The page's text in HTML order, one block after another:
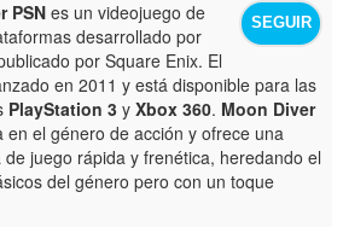
SEGUIR
PSNes un videojuego de
desarrollado por
por Square Enix. El
en 2011 y está disponible para las
PlayStation 3 yXbox 360. Moon Diver
en el género de acción y ofrece una
de juego rápida y frenética, heredando el
del género pero con un toque